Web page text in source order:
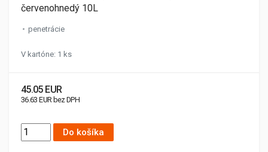
červenohnedý 10L
penetrácie
V kartóne: 1 ks
45.05 EUR
36.63 EUR bez DPH
Do košíka